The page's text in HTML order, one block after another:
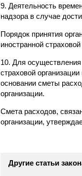
9. Деятельность
надзора в случае
Порядок принятия
иностранной
10. Для
страховой
основании сметы
организации.
Смета расходов,
организации,
Другие статьи